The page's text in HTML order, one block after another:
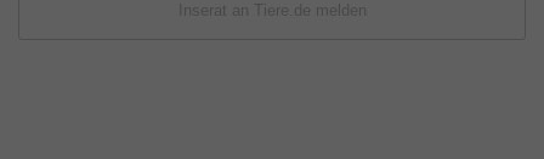
Inserat an Tiere.de melden